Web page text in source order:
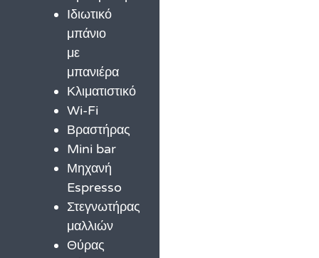
Ιδιωτικό
μπάνιο
με
μπανιέρα
Κλιματιστικό
Wi-Fi
Βραστήρας
Mini bar
Μηχανή
Espresso
Στεγνωτήρας
μαλλιών
Θύρας